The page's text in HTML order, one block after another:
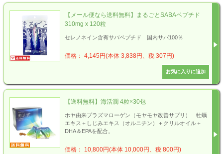
【メール便なら送料無料】まるごとSABAペプチド
310mg x 120粒
セレノネイン含有サバペプチド 国内サバ100％
価格： 4,145円(本体 3,838円、税 307円)
【送料無料】海活潤 4粒×30包
ホヤ由来プラズマローゲン（モヤモヤ改善サプリ） 牡蠣
エキス＋しじみエキス（オルニチン）＋クリルオイル＋
DHA＆EPAを配合。
価格： 10,800円(本体 10,000円、税 800円)